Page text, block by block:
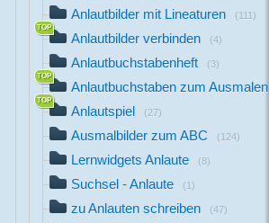
Anlautbilder mit Lineaturen (111)
Anlautbilder verbinden (4)
Anlautbuchstabenheft (3)
Anlautbuchstaben zum Ausmalen
Anlautspiel (27)
Ausmalbilder zum ABC (124)
Lernwidgets Anlaute (8)
Suchsel - Anlaute (1)
zu Anlauten schreiben (47)